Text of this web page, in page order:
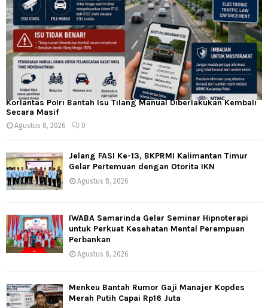
Korlantas Polri Bantah Isu Tilang Manual Diberlakukan Kembali
Secara Masif
Agustus 8, 2026 0
Jelang FASI Ke-13, BKPRMI Kalimantan Timur
Gelar Pertemuan dengan Otorita IKN
Agustus 8, 2026
IWABA Samarinda Gelar Seminar Hipnoterapi
untuk Perkuat Kesehatan Mental Perempuan
Perbankan
Agustus 8, 2026
Menkeu Bantah Rumor Gaji Manajer Kopdes
Merah Putih Capai Rp16 Juta